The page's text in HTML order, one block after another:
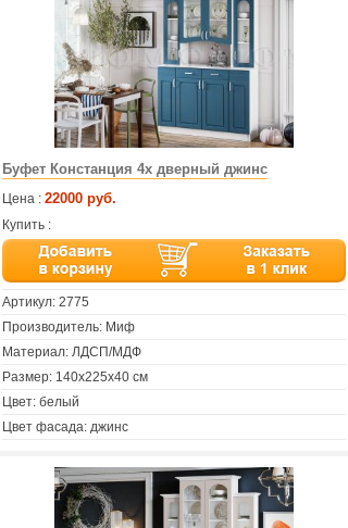
Буфет Констанция 4х дверный джинс
Цена : 22000 руб.
Купить :
Артикул: 2775
Производитель: Миф
Материал: ЛДСП/МДФ
Размер: 140х225х40 см
Цвет: белый
Цвет фасада: джинс